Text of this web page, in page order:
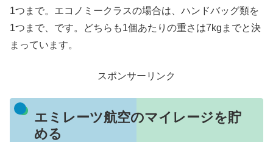
1つまで。エコノミークラスの場合は、ハンドバッグ類を
1つまで、です。どちらも1個あたりの重さは7kgまでと決
まっています。
スポンサーリンク
エミレーツ航空のマイレージを貯
める